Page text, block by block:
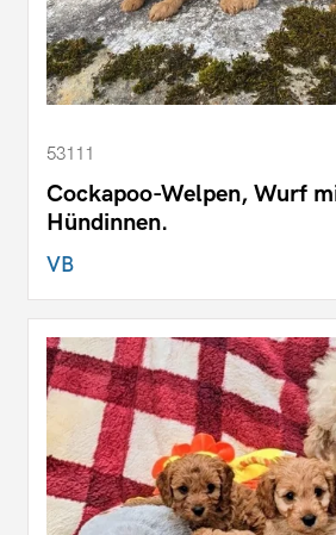
53111
Cockapoo-Welpen, Wurf
Hündinnen.
VB